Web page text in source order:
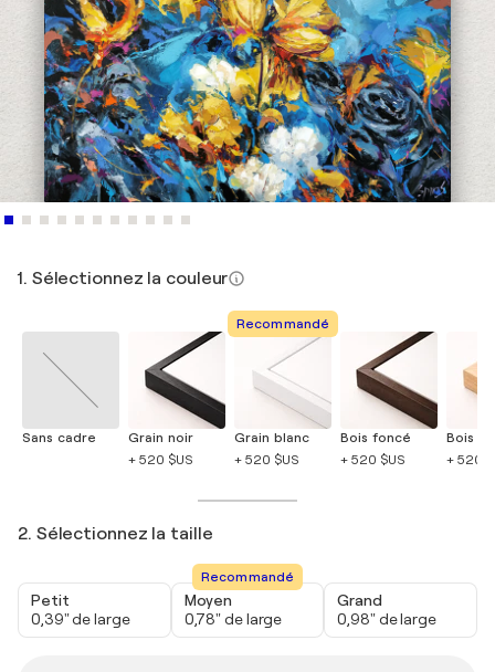
1. Sélectionnez la couleur
Sans cadre
Grain noir
+ 520 $US
Recommandé
Grain blanc
+ 520 $US
Bois foncé
+ 520 $US
Bois
+ 520
2. Sélectionnez la taille
Petit
0,39" de large
Recommandé
Moyen
0,78" de large
Grand
0,98" de large